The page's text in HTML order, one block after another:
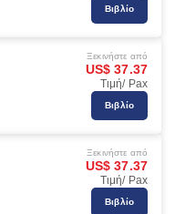
Βιβλίο
Ξεκινήστε από
US$ 37.37
Τιμή/ Pax
Βιβλίο
Ξεκινήστε από
US$ 37.37
Τιμή/ Pax
Βιβλίο